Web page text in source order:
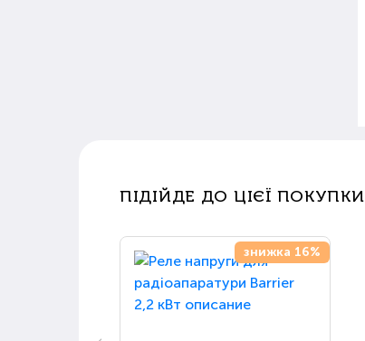
ПІДІЙДЕ ДО ЦІЄЇ ПОКУПКИ
знижка 16%